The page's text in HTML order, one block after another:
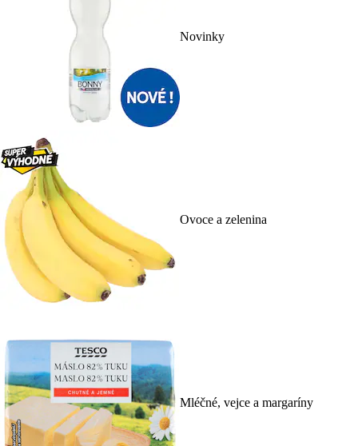
Novinky
Ovoce a zelenina
Mléčné, vejce a margaríny